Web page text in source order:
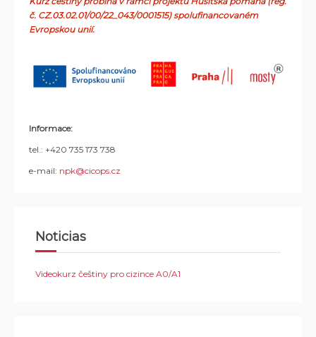
č. CZ.03.02.01/00/22_043/0001515) spolufinancovaném
Evropskou unií.
Informace:
tel.: +420 735 173 738
e-mail: npk@cicops.cz
Noticias
Videokurz češtiny pro cizince A0/A1